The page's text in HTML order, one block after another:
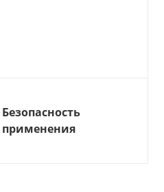
Безопасность
применения